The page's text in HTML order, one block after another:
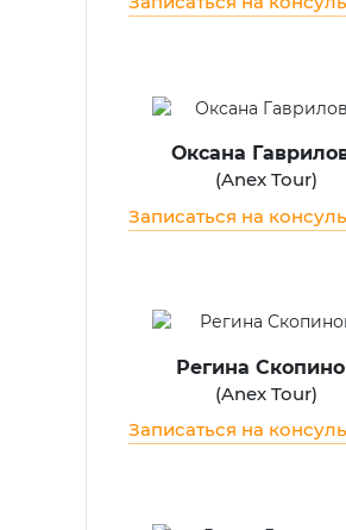
Оксана
(Anex Tour)
Записаться на
Регина
(Anex Tour)
Записаться на